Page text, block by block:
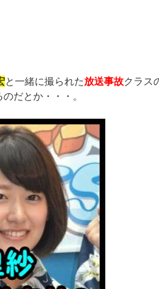
と一緒に撮られた放送事故クラス
だとか・・・。